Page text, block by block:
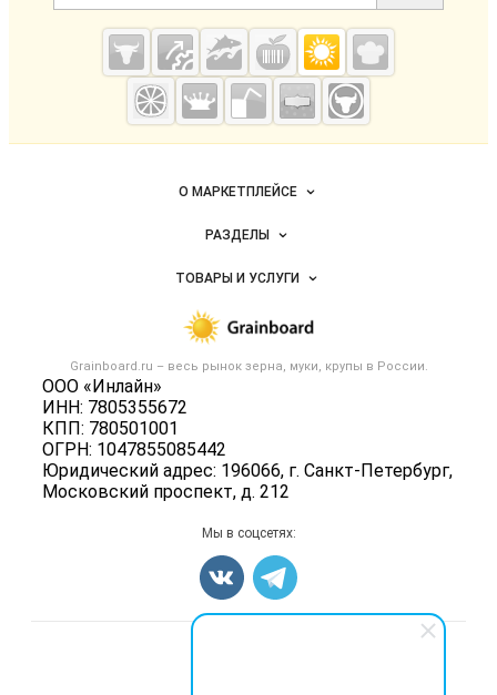
Cсылки на полезные проекты
Grainboard.ru
— зерно и
мука
Важные разделы и контакты
Grainboard.ru – весь рынок зерна, муки, крупы в России.
ООО «Инлайн»
ИНН: 7805355672
КПП: 780501001
ОГРН: 1047855085442
Юридический адрес: 196066, г. Санкт-Петербург,
Московский проспект, д. 212
Навигация по сайтуО МАРКЕТПЛЕЙСЕ
Новости Grainboard.ru
Размещение рекламы
Публичная оферта
Контактная информация
Политика обработки персональных данных
РАЗДЕЛЫ
Объявления
Новости рынка
ТОВАРЫ И УСЛУГИ
Мука
Оборудование
Прочее
Карта объявлений
Мы в соцсетях: